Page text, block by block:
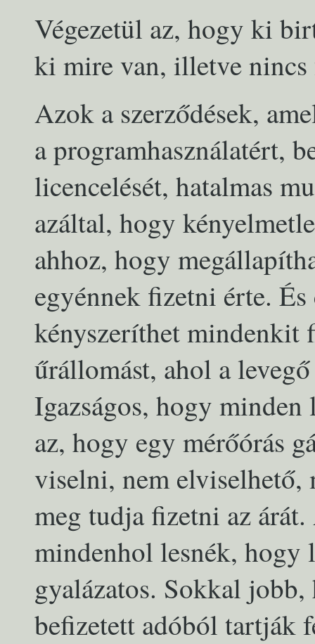
Végezetül az, hogy ki
ki mire van, illetve
Azok a szerződések,
a programhasználatért,
licencelését, hatalmas
azáltal, hogy
ahhoz, hogy
egyénnek fizetni érte.
kényszeríthet mindenkit
űrállomást, ahol a
Igazságos, hogy minden
az, hogy egy mérőórás
viselni, nem elviselhető,
meg tudja fizetni az
mindenhol lesnék, hogy
gyalázatos. Sokkal
befizetett adóból tartják